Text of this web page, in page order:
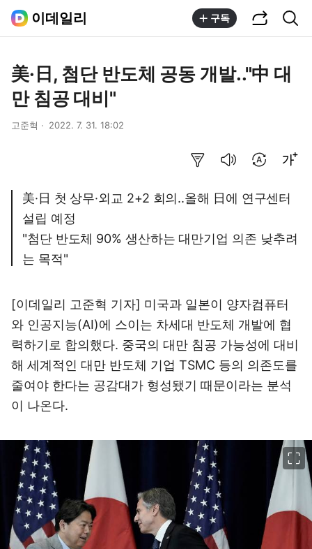
이데일리 구독
美·日, 첨단 반도체 공동 개발.."中 대
만 침공 대비"
고준혁 2022. 7. 31. 18:02
美·日 첫 상무·외교 2+2 회의..올해 日에 연구센터
설립 예정
"첨단 반도체 90% 생산하는 대만기업 의존 낮추려
는 목적"
[이데일리 고준혁 기자] 미국과 일본이 양자컴퓨터
와 인공지능(AI)에 스이는 차세대 반도체 개발에 협
력하기로 합의했다. 중국의 대만 침공 가능성에 대비
해 세계적인 대만 반도체 기업 TSMC 등의 의존도를
줄여야 한다는 공감대가 형성됐기 때문이라는 분석
이 나온다.